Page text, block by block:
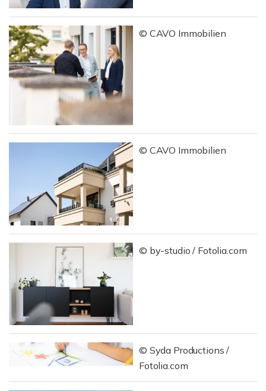
© CAVO Immobilien
© CAVO Immobilien
© by-studio / Fotolia.com
© Syda Productions /
Fotolia.com